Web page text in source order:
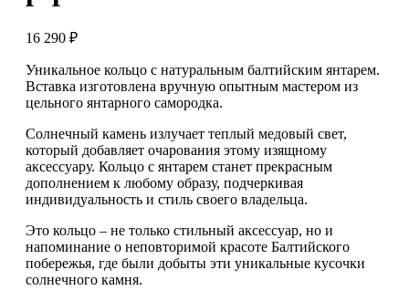
16 290 ₽
Уникальное кольцо с натуральным балтийским янтарем.
Вставка изготовлена вручную опытным мастером из
цельного янтарного самородка.
Солнечный камень излучает теплый медовый свет,
который добавляет очарования этому изящному
аксессуару. Кольцо с янтарем станет прекрасным
дополнением к любому образу, подчеркивая
индивидуальность и стиль своего владельца.
Это кольцо – не только стильный аксессуар, но и
напоминание о неповторимой красоте Балтийского
побережья, где были добыты эти уникальные кусочки
солнечного камня.